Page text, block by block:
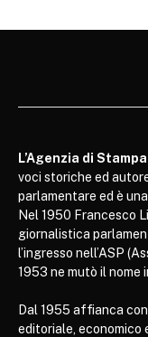
L’Agenzia di
voci storiche ed
parlamentare ed è
Nel 1950 Francesco
giornalistica
l’ingresso nell’ASP
1953 ne mutò il nome
Dal 1955 affianca
editoriale, economico